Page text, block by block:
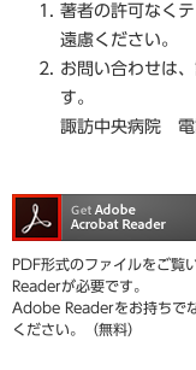
著者の許可なく
遠慮ください。
お問い合わせは
す。
諏訪中央病院 電
PDF形式のファイルをご
Readerが必要です。
Adobe Readerをお持ちで
ください。（無料）